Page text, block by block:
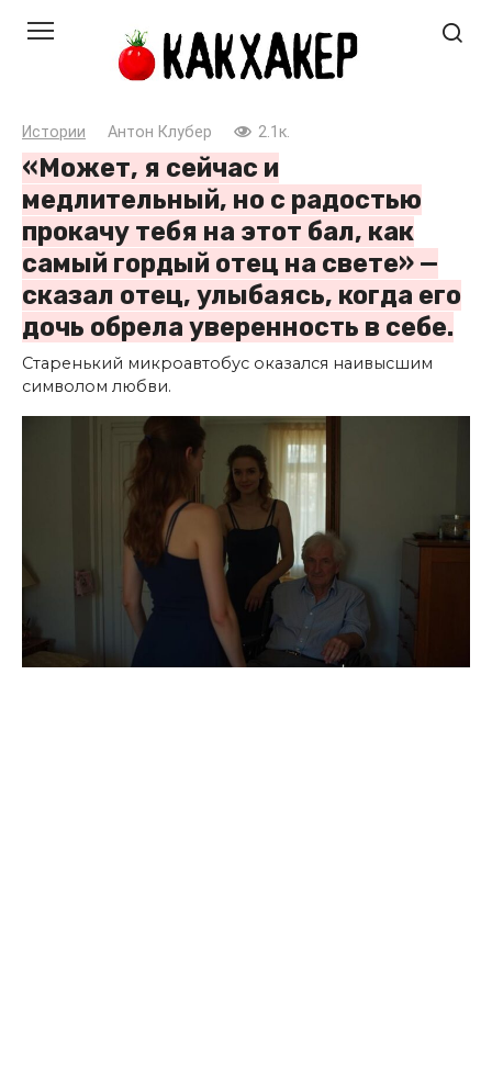
Истории Антон Клубер 2.1к.
«Может, я сейчас и
медлительный, но с радостью
прокачу тебя на этот бал, как
самый гордый отец на свете» —
сказал отец, улыбаясь, когда его
дочь обрела уверенность в себе.
Старенький микроавтобус оказался наивысшим
символом любви.